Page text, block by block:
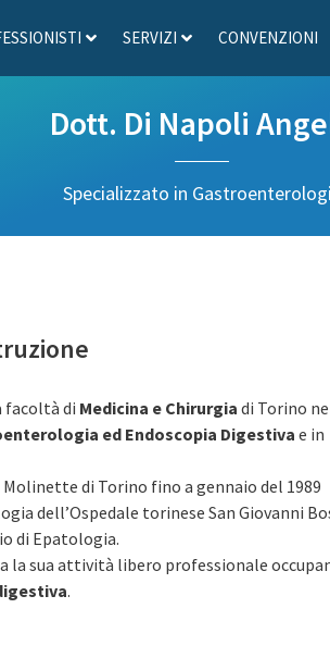
SERVIZI CONVENZIONI
Dott. Di Napoli
Specializzato in
facoltà di Medicina e Chirurgia di Torino
ed Endoscopia Digestiva e in
di Torino fino a gennaio del 1989
dell’Ospedale torinese San Giovanni
di Epatologia.
la sua attività libero professionale
.